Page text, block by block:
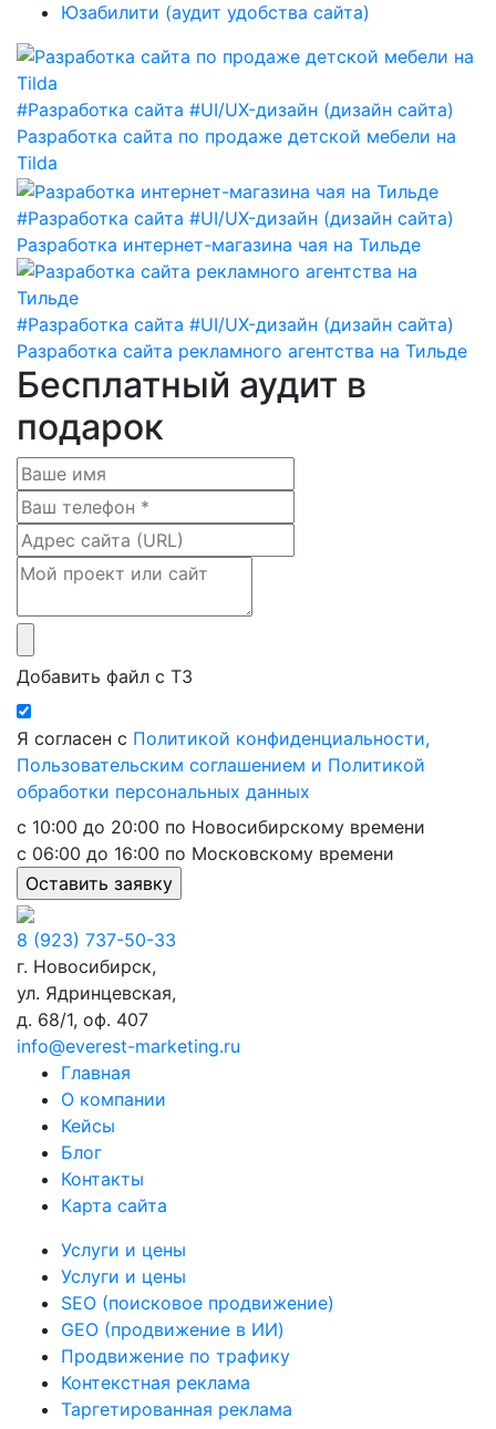
Юзабилити (аудит удобства сайта)
#Разработка сайта #UI/UX-дизайн (дизайн сайта)
Разработка сайта по продаже детской мебели на
Tilda
#Разработка сайта #UI/UX-дизайн (дизайн сайта)
Разработка интернет-магазина чая на Тильде
#Разработка сайта #UI/UX-дизайн (дизайн сайта)
Разработка сайта рекламного агентства на Тильде
Бесплатный аудит в
подарок
Добавить файл с ТЗ
Я согласен с Политикой конфиденциальности,
Пользовательским соглашением и Политикой
обработки персональных данных
с 10:00 до 20:00 по Новосибирскому времени
с 06:00 до 16:00 по Московскому времени
8 (923) 737-50-33
г. Новосибирск,
ул. Ядринцевская,
д. 68/1, оф. 407
info@everest-marketing.ru
Главная
О компании
Кейсы
Блог
Контакты
Карта сайта
Услуги и цены
Услуги и цены
SEO (поисковое продвижение)
GEO (продвижение в ИИ)
Продвижение по трафику
Контекстная реклама
Таргетированная реклама